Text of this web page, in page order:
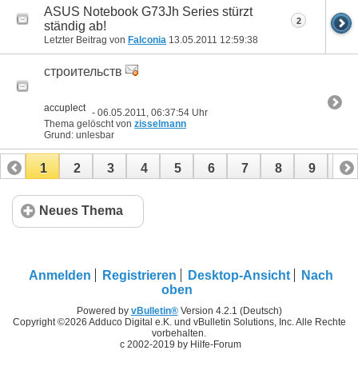
ASUS Notebook G73Jh Series stürzt
ständig ab!
Letzter Beitrag von Falconia 13.05.2011 12:59:38
2
строительств
accuplect - 06.05.2011, 06:37:54 Uhr
Thema gelöscht von zisselmann
Grund: unlesbar
1 2 3 4 5 6 7 8 9 10
11 12 13 14
Neues Thema
Anmelden Registrieren Desktop-Ansicht
Nach
oben
Powered by vBulletin®Version 4.2.1 (Deutsch)
Copyright ©2026 Adduco Digital e.K. und vBulletin Solutions, Inc. Alle Rechte
vorbehalten.
c 2002-2019 by Hilfe-Forum